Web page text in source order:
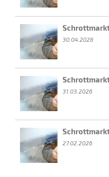
30.04.2026
31.03.2026
27.02.2026